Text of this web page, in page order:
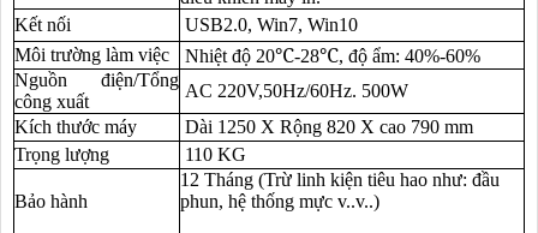
Kết nối
USB2.0, Win7, Win10
Môi trường làm việc
Nhiệt độ 20℃-28℃, độ ẩm: 40%-60%
Nguồn điện/Tổng
công xuất
AC 220V,50Hz/60Hz. 500W
Kích thước máy
Dài 1250 X Rộng 820 X cao 790 mm
Trọng lượng
110 KG
Bảo hành
12 Tháng (Trừ linh kiện tiêu hao như: đầu
phun, hệ thống mực v..v..)